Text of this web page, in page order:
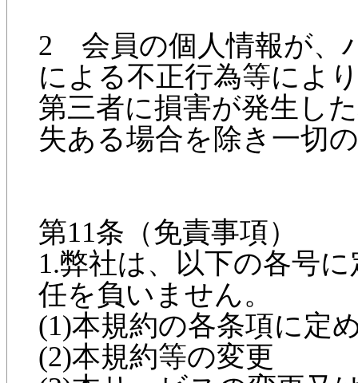
2 会員の個人情報が、
による不正行為等によ
第三者に損害が発生し
失ある場合を除き一切
第11条（免責事項）
1.弊社は、以下の各号
任を負いません。
(1)本規約の各条項に定
(2)本規約等の変更